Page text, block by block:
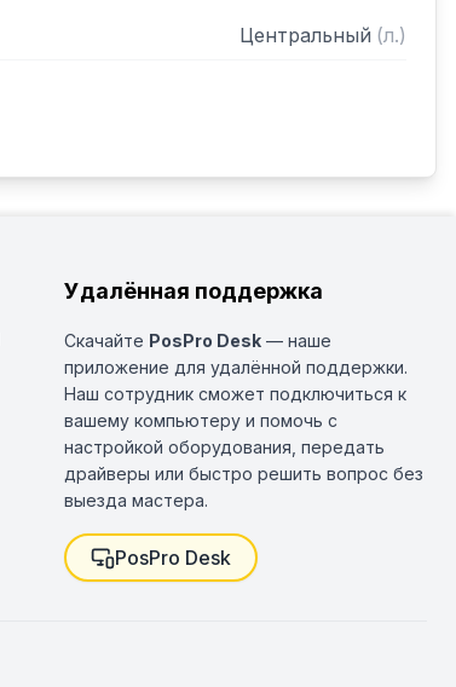
Центральный (л.)
Удалённая поддержка
Скачайте PosPro Desk — наше
приложение для удалённой поддержки.
Наш сотрудник сможет подключиться к
вашему компьютеру и помочь с
настройкой оборудования, передать
драйверы или быстро решить вопрос без
выезда мастера.
PosPro Desk